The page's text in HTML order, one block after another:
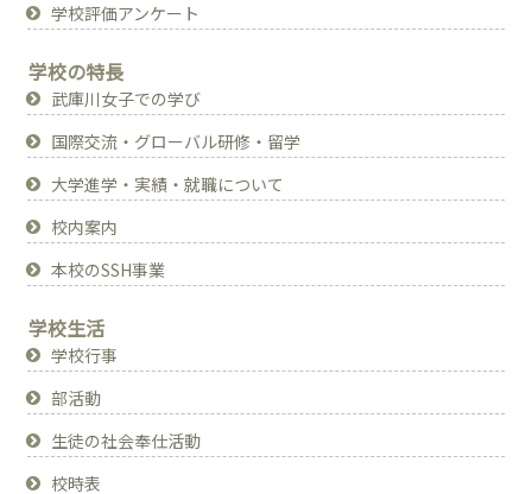
学校評価アンケート
学校の特長
武庫川女子での学び
国際交流・グローバル研修・留学
大学進学・実績・就職について
校内案内
本校のSSH事業
学校生活
学校行事
部活動
生徒の社会奉仕活動
校時表